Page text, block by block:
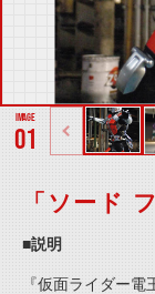
01
「ソード
■説明
『仮面ライダー電